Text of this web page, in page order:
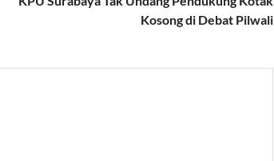
Kosong di Debat Pilwali